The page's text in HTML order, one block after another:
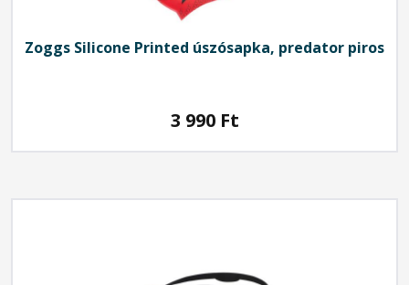
Zoggs Silicone Printed úszósapka, predator piros
3 990 Ft